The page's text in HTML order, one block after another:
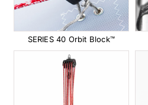
SERIES 40 Orbit Block™